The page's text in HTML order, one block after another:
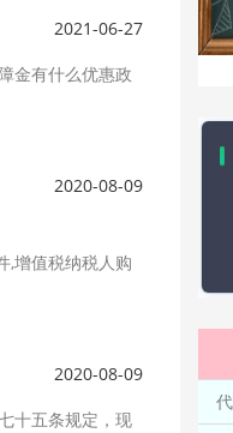
2021-06-27
金有什么优惠政
2020-08-09
,增值税纳税人购
2020-08-09
十五条规定，现